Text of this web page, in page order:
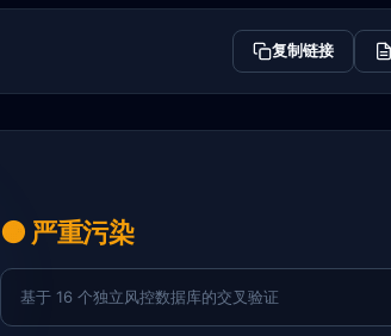
复制链接
🟠 严重污染
基于 16 个独立风控数据库的交叉验证